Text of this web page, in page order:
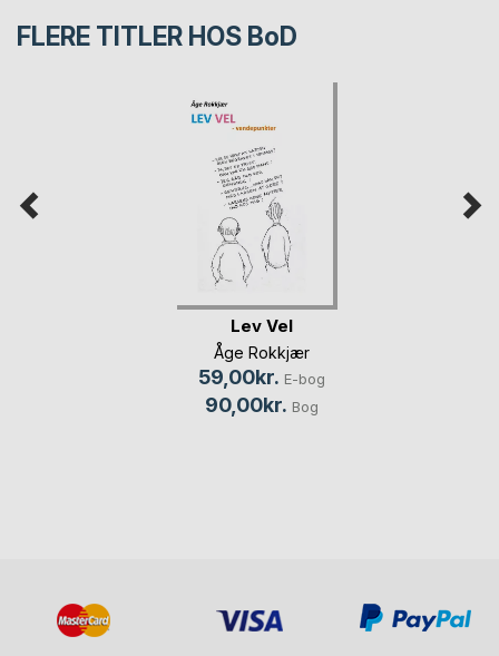
FLERE TITLER HOS BoD
Lev Vel
Åge Rokkjær
59,00kr. E-bog
90,00kr. Bog